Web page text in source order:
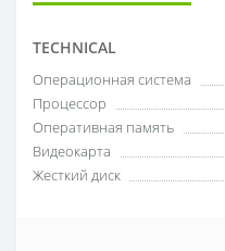
TECHNICAL
Операционная система
Процессор
Оперативная память
Видеокарта
Жесткий диск